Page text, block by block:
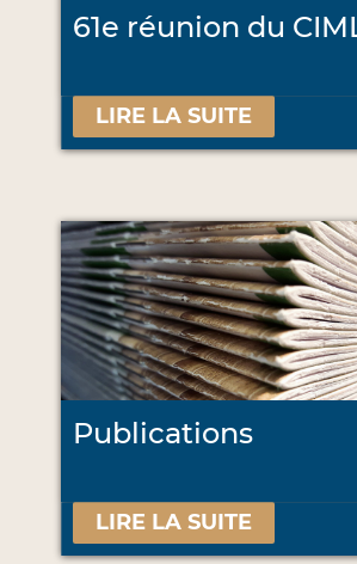
61e réunion du
LIRE LA SUITE
Publications
LIRE LA SUITE